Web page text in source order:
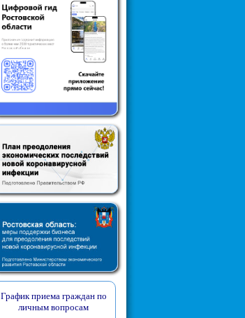
График приема граждан по
личным вопросам